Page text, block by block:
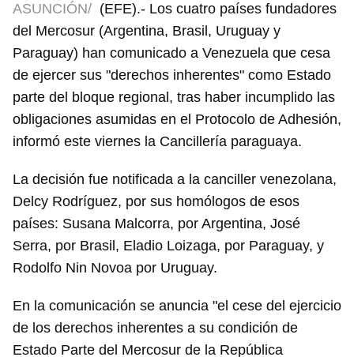
ASUNCIÓN/ (EFE).- Los cuatro países fundadores
del Mercosur (Argentina, Brasil, Uruguay y
Paraguay) han comunicado a Venezuela que cesa
de ejercer sus "derechos inherentes" como Estado
parte del bloque regional, tras haber incumplido las
obligaciones asumidas en el Protocolo de Adhesión,
informó este viernes la Cancillería paraguaya.
La decisión fue notificada a la canciller venezolana,
Delcy Rodríguez, por sus homólogos de esos
países: Susana Malcorra, por Argentina, José
Serra, por Brasil, Eladio Loizaga, por Paraguay, y
Rodolfo Nin Novoa por Uruguay.
En la comunicación se anuncia "el cese del ejercicio
de los derechos inherentes a su condición de
Estado Parte del Mercosur de la República